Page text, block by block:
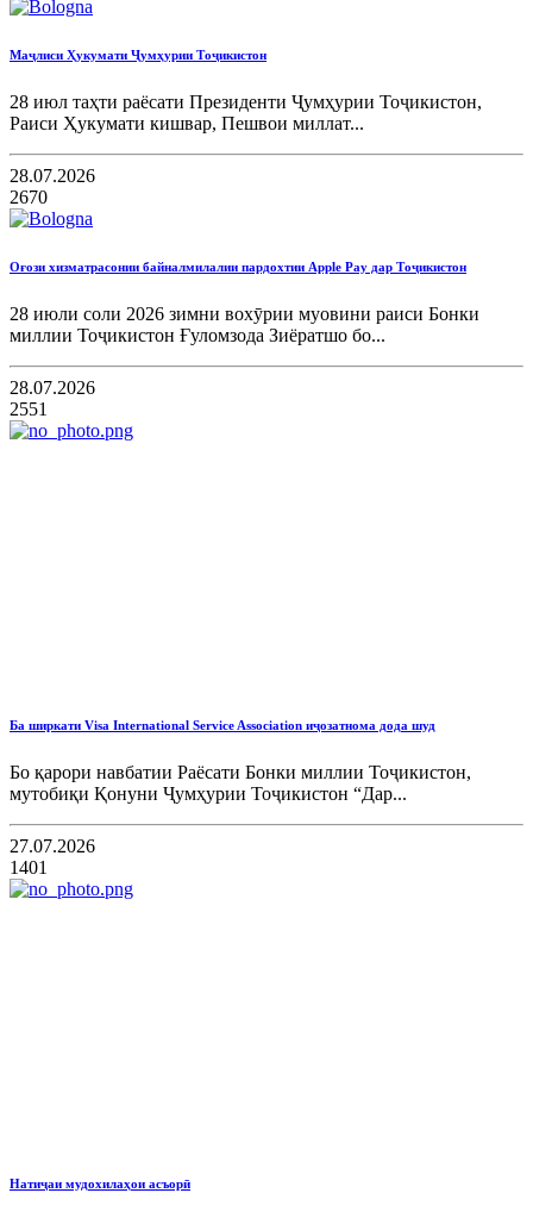
Маҷлиси Ҳукумати Ҷумҳурии Тоҷикистон
28 июл таҳти раёсати Президенти Ҷумҳурии Тоҷикистон,
Раиси Ҳукумати кишвар, Пешвои миллат...
28.07.2026
2670
Оғози хизматрасонии байналмилалии пардохтии Apple Pay дар Тоҷикистон
28 июли соли 2026 зимни вохӯрии муовини раиси Бонки
миллии Тоҷикистон Ғуломзода Зиёратшо бо...
28.07.2026
2551
Ба ширкати Visa International Service Association иҷозатнома дода шуд
Бо қарори навбатии Раёсати Бонки миллии Тоҷикистон,
мутобиқи Қонуни Ҷумҳурии Тоҷикистон “Дар...
27.07.2026
1401
Натиҷаи мудохилаҳои асъорӣ